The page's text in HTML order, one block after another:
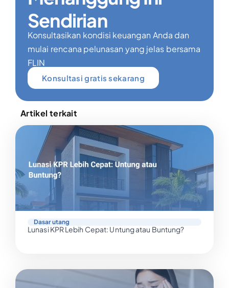
Sendirian
Konsultasikan kondisi keuangan Anda dan
mulai rencana pelunasan yang jelas bersama
FLIN
Konsultasi gratis sekarang
Artikel terkait
Dasar utang
Lunasi KPR Lebih Cepat: Untung atau Buntung?